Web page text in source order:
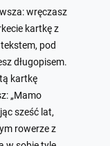
wręczasz
kartkę z
pod
długopisem.
kartkę
„Mamo
sześć lat,
rowerze z